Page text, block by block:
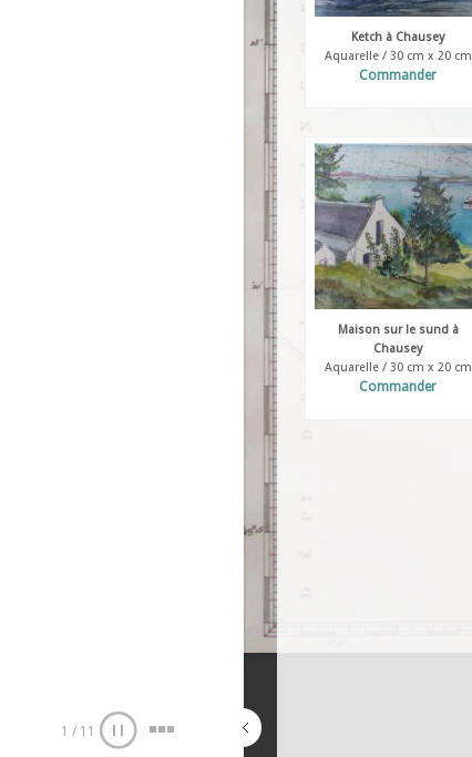
1 / 11
Ketch à Chausey
Aquarelle / 30 cm x 20 cm
Commander
Maison sur le sund à
Chausey
Aquarelle / 30 cm x 20 cm
Commander